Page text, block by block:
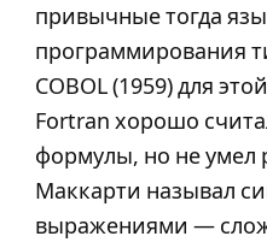
привычные тогда
программирования
COBOL (1959) для
Fortran хорошо
формулы, но не умел
Маккарти называл
выражениями —